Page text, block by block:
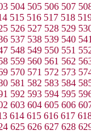
504 505 506 507
515 516 517 518
526 527 528 529
537 538 539 540
548 549 550 551
559 560 561 562
570 571 572 573
581 582 583 584
592 593 594 595
603 604 605 606
614 615 616 617
625 626 627 628